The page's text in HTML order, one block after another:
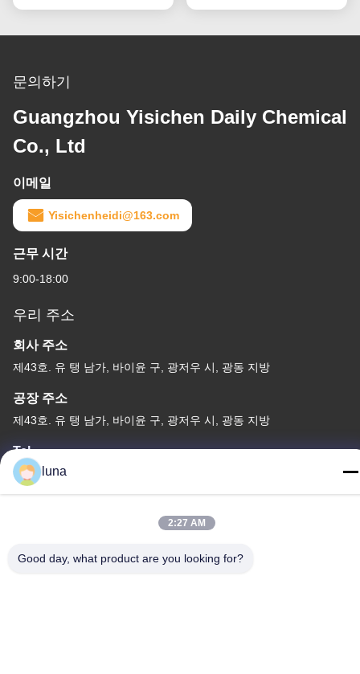
문의하기
Guangzhou Yisichen Daily Chemical
Co., Ltd
이메일
Yisichenheidi@163.com
근무 시간
9:00-18:00
우리 주소
회사 주소
제43호. 유 탱 남가, 바이윤 구, 광저우 시, 광동 지방
공장 주소
제43호. 유 탱 남가, 바이윤 구, 광저우 시, 광동 지방
Tel
86-18902309680
중국 좋은 품질 머리 흰색 가루 공급업체. 저작권 © -2026
luna
2:27 AM
Good day, what product are you looking for?